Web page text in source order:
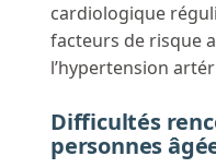
cardiologique
facteurs de risque
l’hypertension
Difficultés
personnes